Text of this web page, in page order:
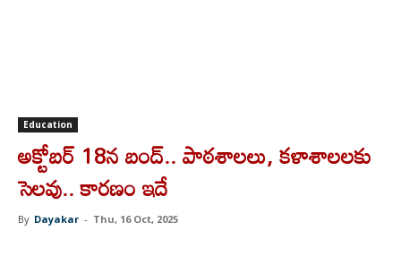
Education
అక్టోబర్‌ 18న బంద్.. పాఠశాలలు, కళాశాలలకు
సెలవు.. కారణం ఇదే
By Dayakar - Thu, 16 Oct, 2025